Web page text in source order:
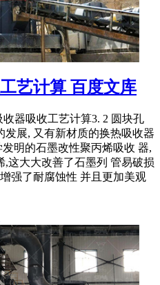
艺计算 百度文库
器吸收工艺计算3. 2 圆块孔
发展, 又有新材质的换热吸收器
明的石墨改性聚丙烯吸收 器,
,这大大改善了石墨列 管易破损
强了耐腐蚀性 并且更加美观